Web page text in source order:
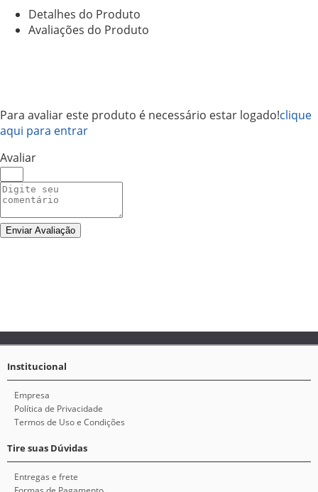
Detalhes do Produto
Avaliações do Produto
Para avaliar este produto é necessário estar logado!clique
aqui para entrar
Avaliar
Enviar Avaliação
Institucional
Empresa
Política de Privacidade
Termos de Uso e Condições
Tire suas Dúvidas
Entregas e frete